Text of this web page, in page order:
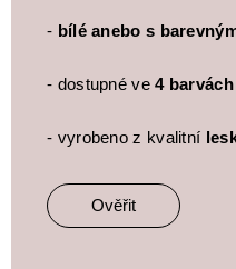
- bílé anebo s
- dostupné ve4 barvách
- vyrobeno z kvalitní
Ověřit